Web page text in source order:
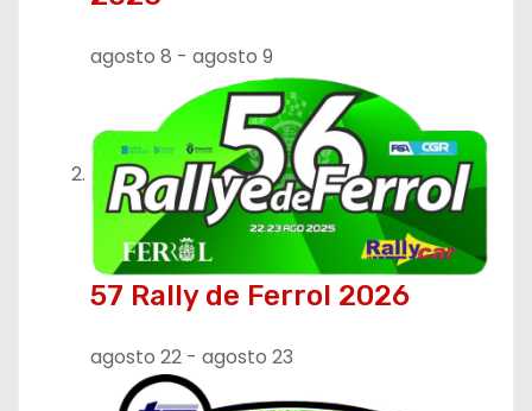
agosto 8 - agosto 9
57 Rally de Ferrol 2026
agosto 22 - agosto 23